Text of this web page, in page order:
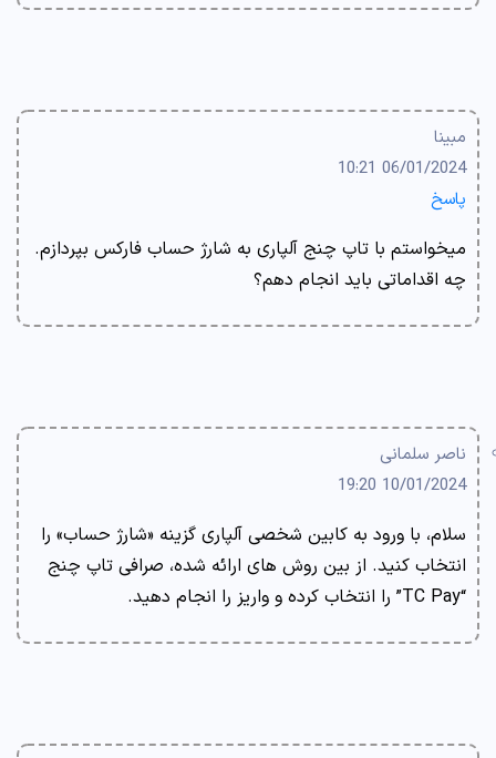
مبینا
06/01/2024 10:21
پاسخ
میخواستم با تاپ چنج آلپاری به شارژ حساب فارکس بپردازم.
چه اقداماتی باید انجام دهم؟
ناصر سلمانی
10/01/2024 19:20
سلام، با ورود به کابین شخصی آلپاری گزینه «شارژ حساب» را
انتخاب کنید. از بین روش های ارائه شده، صرافی تاپ چنج
“TC Pay” را انتخاب کرده و واریز را انجام دهید.